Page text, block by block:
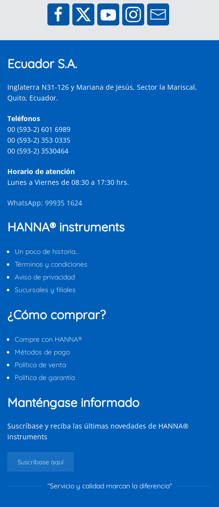
Ecuador S.A.
Inglaterra N31-126 y Mariana de Jesús, Sector la Mariscal,
Quito, Ecuador.
Teléfonos
00 (593-2) 601 6989
00 (593-2) 353 0335
00 (593-2) 3530464
Horario de atención
Lunes a Viernes de 08:30 a 17:30 hrs.
WhatsApp: 99935 1624
HANNA® instruments
Un poco de historia…
Términos y condiciones
Aviso de privacidad
Sucursales y filiales
¿Cómo comprar?
Compre con HANNA®
Métodos de pago
Política de venta
Política de garantía
Manténgase informado
Suscríbase y reciba las últimas novedades de HANNA®
instruments
Suscríbase aquí
"Servicio y calidad marcan la diferencia"